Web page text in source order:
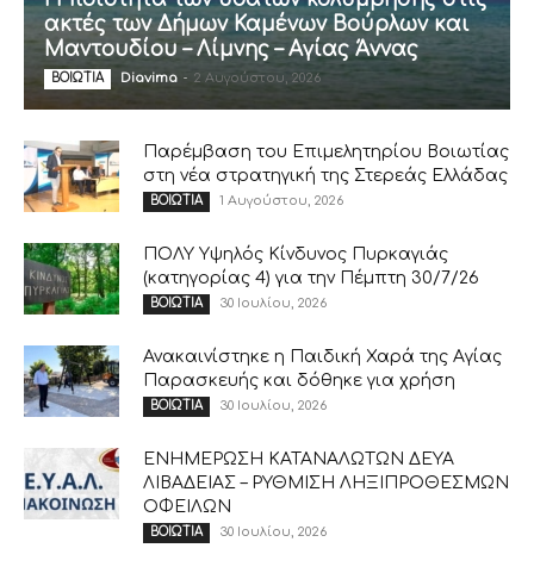
ακτές των Δήμων Καμένων Βούρλων και
Μαντουδίου – Λίμνης – Αγίας Άννας
ΒΟΙΩΤΙΑ Diavima - 2 Αυγούστου, 2026
Παρέμβαση του Επιμελητηρίου Βοιωτίας
στη νέα στρατηγική της Στερεάς Ελλάδας
ΒΟΙΩΤΙΑ 1 Αυγούστου, 2026
ΠΟΛΥ Υψηλός Κίνδυνος Πυρκαγιάς
(κατηγορίας 4) για την Πέμπτη 30/7/26
ΒΟΙΩΤΙΑ 30 Ιουλίου, 2026
Ανακαινίστηκε η Παιδική Χαρά της Αγίας
Παρασκευής και δόθηκε για χρήση
ΒΟΙΩΤΙΑ 30 Ιουλίου, 2026
ΕΝΗΜΕΡΩΣΗ ΚΑΤΑΝΑΛΩΤΩΝ ΔΕΥΑ
ΛΙΒΑΔΕΙΑΣ – ΡΥΘΜΙΣΗ ΛΗΞΙΠΡΟΘΕΣΜΩΝ
ΟΦΕΙΛΩΝ
ΒΟΙΩΤΙΑ 30 Ιουλίου, 2026